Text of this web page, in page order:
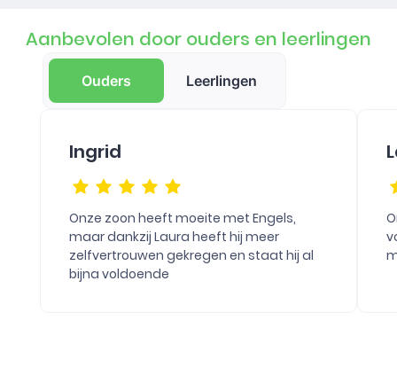
Aanbevolen door ouders en leerlingen
Ouders Leerlingen
Ingrid
Onze zoon heeft moeite met Engels,
maar dankzij Laura heeft hij meer
zelfvertrouwen gekregen en staat hij al
bijna voldoende